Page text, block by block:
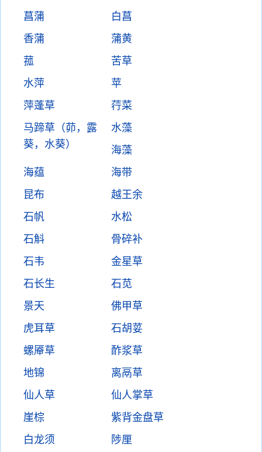
菖蒲
白菖
香蒲
蒲黄
菰
苦草
水萍
苹
萍蓬草
荇菜
马蹄草（茆，露
葵，水葵）
水藻
海藻
海蕴
海带
昆布
越王余
石帆
水松
石斛
骨碎补
石韦
金星草
石长生
石苋
景天
佛甲草
虎耳草
石胡荽
螺厣草
酢浆草
地锦
离鬲草
仙人草
仙人掌草
崖棕
紫背金盘草
白龙须
陟厘